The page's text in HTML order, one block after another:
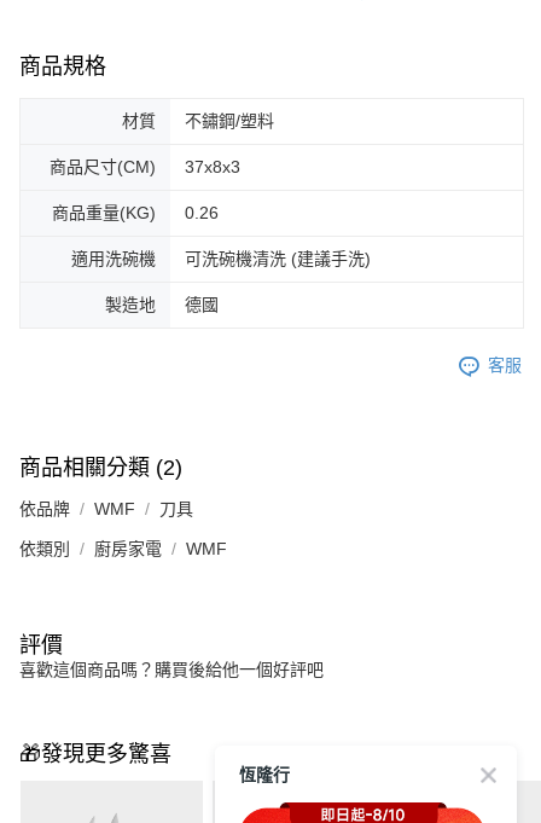
商品規格
材質 不鏽鋼/塑料
商品尺寸(CM) 37x8x3
商品重量(KG) 0.26
適用洗碗機 可洗碗機清洗 (建議手洗)
製造地 德國
客服
商品相關分類 (2)
依品牌 WMF 刀具
依類別 廚房家電 WMF
評價
喜歡這個商品嗎？購買後給他一個好評吧
🎁發現更多驚喜
恆隆行